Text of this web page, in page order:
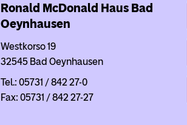
Ronald McDonald Haus Bad
Oeynhausen
Westkorso 19
32545 Bad Oeynhausen
Tel.: 05731 / 842 27-0
Fax: 05731 / 842 27-27